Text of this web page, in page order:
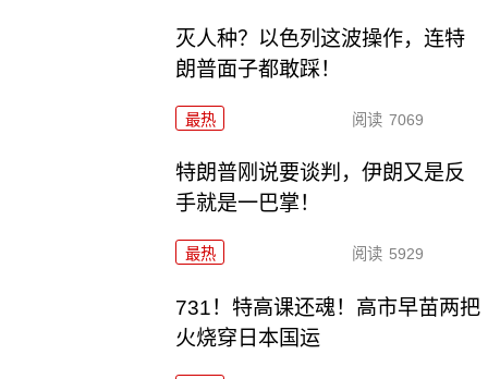
灭人种？以色列这波操作，连特
朗普面子都敢踩！
最热 阅读 7069
特朗普刚说要谈判，伊朗又是反
手就是一巴掌！
最热 阅读 5929
731！特高课还魂！高市早苗两把
火烧穿日本国运